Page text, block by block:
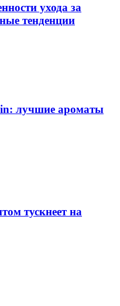
ухода за
тенденции
лучшие ароматы
тускнеет на